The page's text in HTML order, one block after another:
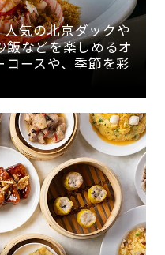
人気の北京ダックや
などを楽しめるオ
ースや、季節を彩